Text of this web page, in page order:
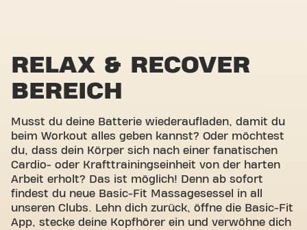
RELAX & RECOVER
BEREICH
Musst du deine Batterie wiederaufladen, damit du
beim Workout alles geben kannst? Oder möchtest
du, dass dein Körper sich nach einer fanatischen
Cardio- oder Krafttrainingseinheit von der harten
Arbeit erholt? Das ist möglich! Denn ab sofort
findest du neue Basic-Fit Massagesessel in all
unseren Clubs. Lehn dich zurück, öffne die Basic-Fit
App, stecke deine Kopfhörer ein und verwöhne dich